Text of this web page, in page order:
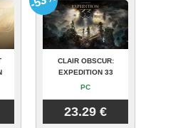
CLAIR OBSCUR:
EXPEDITION 33
PC
23.29 €